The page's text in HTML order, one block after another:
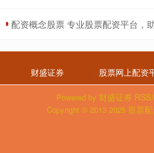
配资概念股票 专业股票配资平台，
财盛证券 股票网上配资
Powered by 财盛证券 RSS
Copyright © 2013-2025 股票